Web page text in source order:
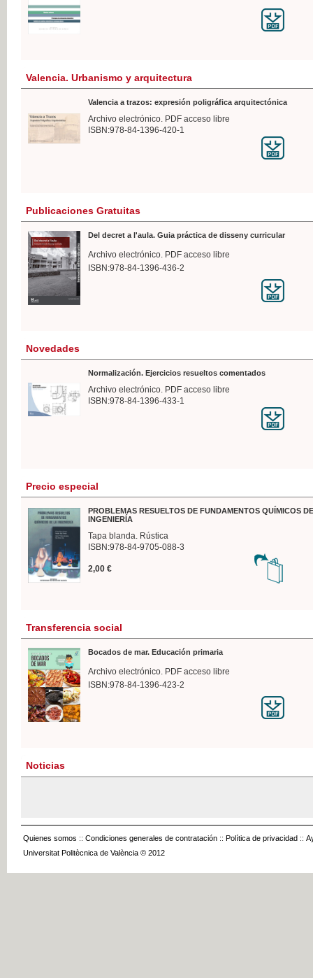
Valencia. Urbanismo y arquitectura
Valencia a trazos: expresión poligráfica arquitectónica
Archivo electrónico. PDF acceso libre
ISBN:978-84-1396-420-1
Publicaciones Gratuitas
Del decret a l'aula. Guia práctica de disseny curricular
Archivo electrónico. PDF acceso libre
ISBN:978-84-1396-436-2
Novedades
Normalización. Ejercicios resueltos comentados
Archivo electrónico. PDF acceso libre
ISBN:978-84-1396-433-1
Precio especial
PROBLEMAS RESUELTOS DE FUNDAMENTOS QUÍMICOS
INGENIERÍA
Tapa blanda. Rústica
ISBN:978-84-9705-088-3
2,00 €
Transferencia social
Bocados de mar. Educación primaria
Archivo electrónico. PDF acceso libre
ISBN:978-84-1396-423-2
Noticias
Quienes somos :: Condiciones generales de contratación :: Política de privacidad ::
Universitat Politècnica de València © 2012